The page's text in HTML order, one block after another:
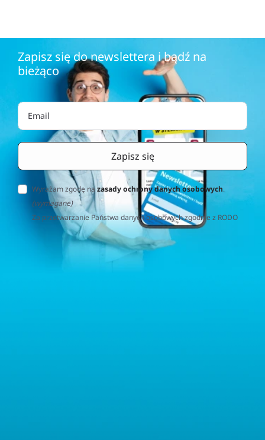
Zapisz się do newslettera i bądź na
bieżąco
Wyrażam zgodę nazasady ochrony danych osobowych.
(wymagane)
Za przetwarzanie Państwa danych osobowych zgodnie z RODO
(Rozporządzenie o Ochronie Danych Osobowych) odpowiedzialna
jest firma Home&Decor Sp. z o.o., Instalatorów 17/108, 02-237
Warszawa, Polska, NIP: PL5223059837 („Administrator”). W